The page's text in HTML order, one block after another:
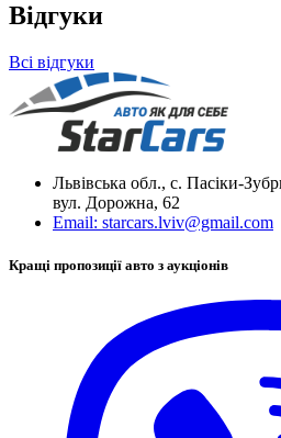
Відгуки
Всі відгуки
Львівська обл., с. Пасіки-
вул. Дорожна, 62
Email: starcars.lviv@gmail.com
Кращі пропозиції авто з аукціонів